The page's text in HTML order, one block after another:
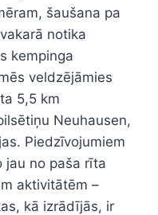
šaušana pa
notika
kempinga
veldzējāmies
5,5 km
Neuhausen,
Piedzīvojumiem
jau no paša rīta
aktivitātēm –
kā izrādījās, ir